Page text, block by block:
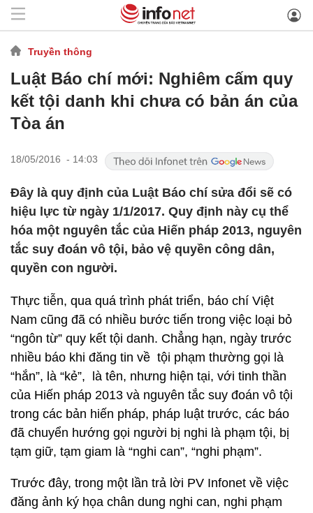
Truyền thông
Luật Báo chí mới: Nghiêm cấm quy
kết tội danh khi chưa có bản án của
Tòa án
18/05/2016 - 14:03
Đây là quy định của Luật Báo chí sửa đổi sẽ có
hiệu lực từ ngày 1/1/2017. Quy định này cụ thể
hóa một nguyên tắc của Hiến pháp 2013, nguyên
tắc suy đoán vô tội, bảo vệ quyền công dân,
quyền con người.
Thực tiễn, qua quá trình phát triển, báo chí Việt
Nam cũng đã có nhiều bước tiến trong việc loại bỏ
“ngôn từ” quy kết tội danh. Chẳng hạn, ngày trước
nhiều báo khi đăng tin về tội phạm thường gọi là
“hắn”, là “kẻ”, là tên, nhưng hiện tại, với tinh thần
của Hiến pháp 2013 và nguyên tắc suy đoán vô tội
trong các bản hiến pháp, pháp luật trước, các báo
đã chuyển hướng gọi người bị nghi là phạm tội, bị
tạm giữ, tạm giam là “nghi can”, “nghi phạm”.
Trước đây, trong một lần trả lời PV Infonet về việc
đăng ảnh ký họa chân dung nghi can, nghi phạm